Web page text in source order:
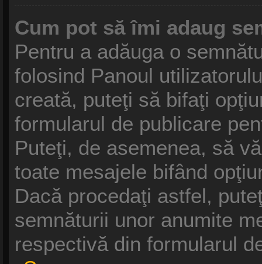
Cum pot să îmi adaug
Pentru a adăuga o
folosind Panoul
creată, puteţi să bifaţi
formularul de publicare
Puteţi, de asemenea, să
toate mesajele bifând
Dacă procedaţi astfel,
semnăturii unor anumite
respectivă din formularul